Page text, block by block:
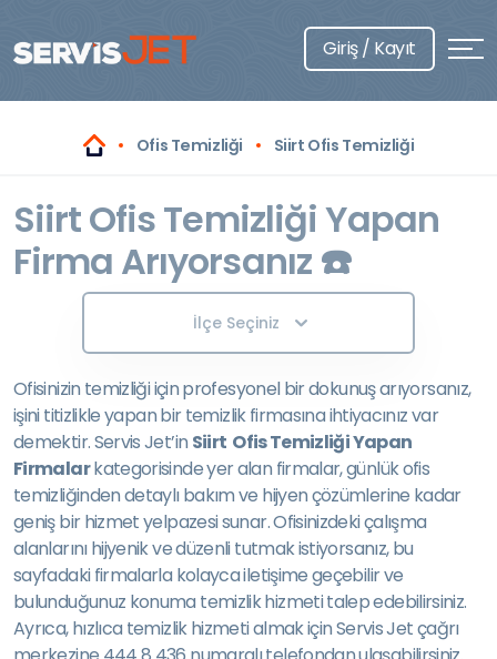
Giriş / Kayıt
Ofis Temizliği Siirt Ofis Temizliği
Siirt Ofis Temizliği Yapan
Firma Arıyorsanız ☎️
İlçe Seçiniz
Ofisinizin temizliği için profesyonel bir dokunuş arıyorsanız,
işini titizlikle yapan bir temizlik firmasına ihtiyacınız var
demektir. Servis Jet’in Siirt Ofis Temizliği Yapan
Firmalarkategorisinde yer alan firmalar, günlük ofis
temizliğinden detaylı bakım ve hijyen çözümlerine kadar
geniş bir hizmet yelpazesi sunar. Ofisinizdeki çalışma
alanlarını hijyenik ve düzenli tutmak istiyorsanız, bu
sayfadaki firmalarla kolayca iletişime geçebilir ve
bulunduğunuz konuma temizlik hizmeti talep edebilirsiniz.
Ayrıca, hızlıca temizlik hizmeti almak için Servis Jet çağrı